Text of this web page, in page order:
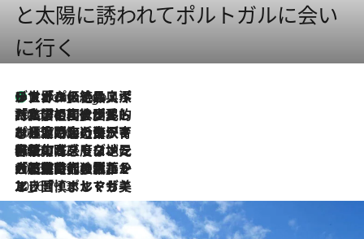
と太陽に誘われてポルトガルに会い
に行く
4 Hours Ago
リスボンの絶品スイーツ「パステル・デ・ナタ」とは？ポルトガル伝統の奥深い世界へ
2026.7.27
「私の祖国はポルトガル語です」国民的詩人フェルナンド・ペソアと、彼が愛した文学の街を歩く
2026.7.26
ポルトガル近海が育む極上の海の幸。キリリと冷えた白ワインと愉しむ、シーフード専門店の贅沢
2026.7.22
伝統の味をモダンに昇華。高感度な地元客が集う、リスボンの最旬ガストロノミー
2026.7.21
大航海時代の栄華から、震災、独裁、そして革命へ。ポルトガル・首都リスボンの石畳に刻まれた「歴史の光と影」
2026.7.13
エッセイ・ヤマザキマリ「慎ましくも美しき国 ポルトガル」